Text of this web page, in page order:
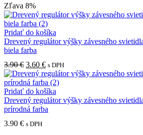
Zľava 8%
Pridať do košíka
Drevený regulátor výšky závesného
biela farba
3.90€ Pôvodná
cena
bola:
3.90 €.
3.60 €Aktuálna
cena
je:
3.60 €.
s DPH
Pridať do košíka
Drevený regulátor výšky závesného
prírodná farba
3.90 € s DPH